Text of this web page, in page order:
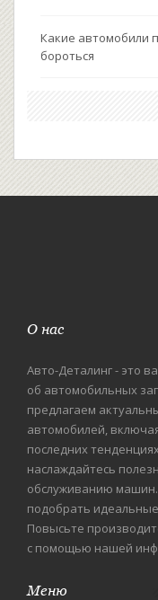
Какие автомобили
бороться
О нас
Авто-Деталинг - это
об автомобильных
предлагаем
автомобилей,
последних
наслаждайтесь
обслуживанию
подобрать
Повысьте
с помощью нашей
Меню